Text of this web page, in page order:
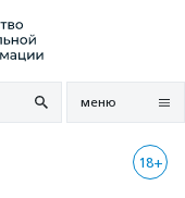
меню
18+